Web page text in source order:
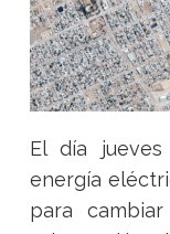
El día
energía
para